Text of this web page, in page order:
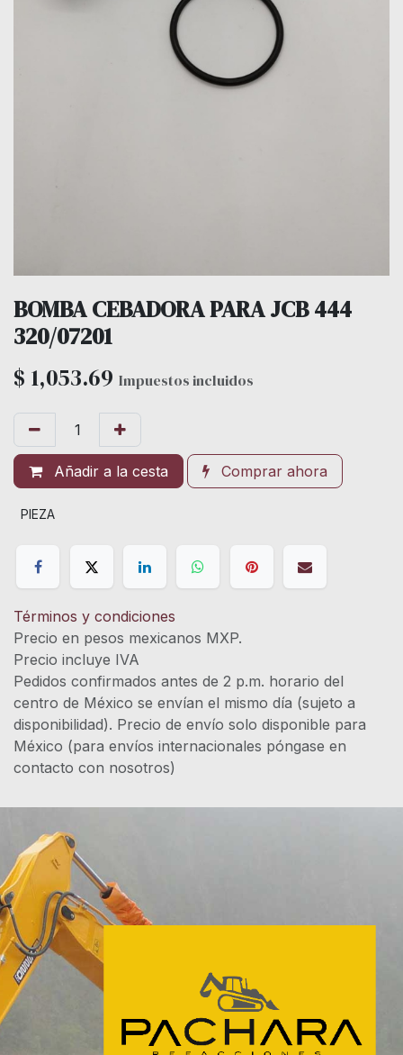
BOMBA CEBADORA PARA JCB 444
320/07201
$ 1,053.69 Impuestos incluidos
Añadir a la cesta Comprar ahora
PIEZA
Términos y condiciones
Precio en pesos mexicanos MXP.
Precio incluye IVA
Pedidos confirmados antes de 2 p.m. horario del
centro de México se envían el mismo día (sujeto a
disponibilidad). Precio de envío solo disponible para
México (para envíos internacionales póngase en
contacto con nosotros)